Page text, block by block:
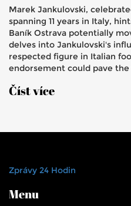
Marek Jankulovski,
spanning 11 years in Italy,
Baník Ostrava potentially
delves into Jankulovski's
respected figure in Italian
endorsement could pave
Číst více
Zprávy 24 Hodin
Menu